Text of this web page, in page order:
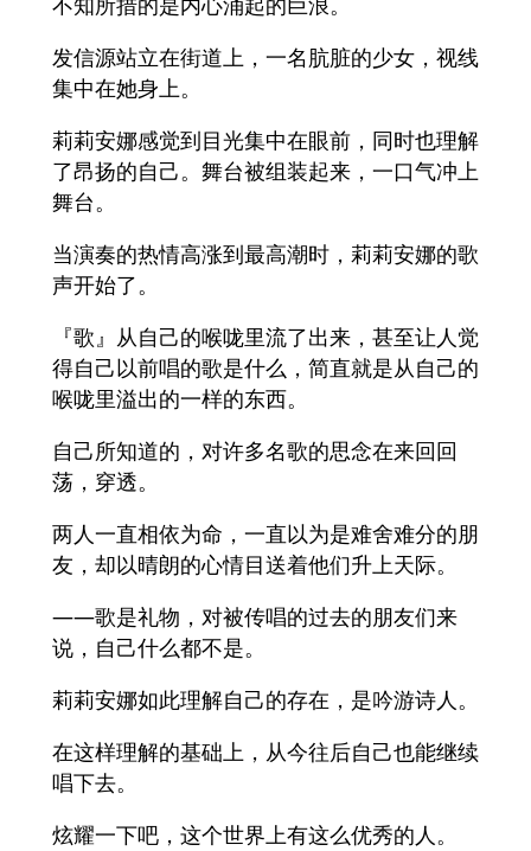
发信源站立在街道上，一名肮脏的少女，视线
集中在她身上。
莉莉安娜感觉到目光集中在眼前，同时也理解
了昂扬的自己。舞台被组装起来，一口气冲上
舞台。
当演奏的热情高涨到最高潮时，莉莉安娜的歌
声开始了。
『歌』从自己的喉咙里流了出来，甚至让人觉
得自己以前唱的歌是什么，简直就是从自己的
喉咙里溢出的一样的东西。
自己所知道的，对许多名歌的思念在来回回
荡，穿透。
两人一直相依为命，一直以为是难舍难分的朋
友，却以晴朗的心情目送着他们升上天际。
——歌是礼物，对被传唱的过去的朋友们来
说，自己什么都不是。
莉莉安娜如此理解自己的存在，是吟游诗人。
在这样理解的基础上，从今往后自己也能继续
唱下去。
炫耀一下吧，这个世界上有这么优秀的人。